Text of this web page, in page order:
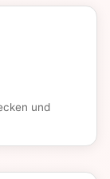
und